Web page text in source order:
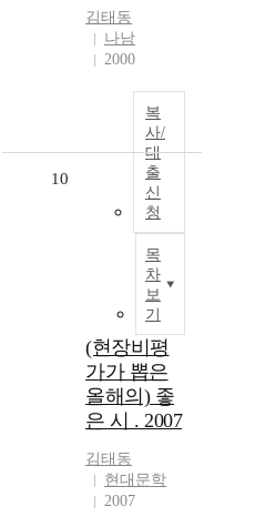
김태동
나남
2000
복
사/
대
출
신
청
목
차
보
기
10
(현장비평
가가 뽑은
올해의) 좋
은 시 . 2007
김태동
현대문학
2007